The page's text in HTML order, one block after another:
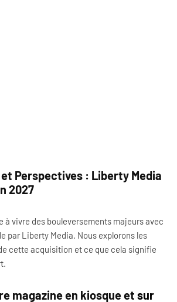
Perspectives : Liberty Media
2027
à vivre des bouleversements majeurs avec
par Liberty Media. Nous explorons les
cette acquisition et ce que cela signifie
magazine en kiosque et sur